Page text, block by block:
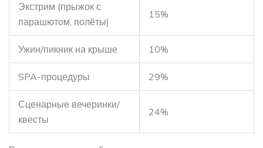
Экстрим (прыжок с
парашютом, полёты)
15%
Ужин/пикник на крыше 10%
SPA-процедуры 29%
Сценарные вечеринки/
квесты
24%